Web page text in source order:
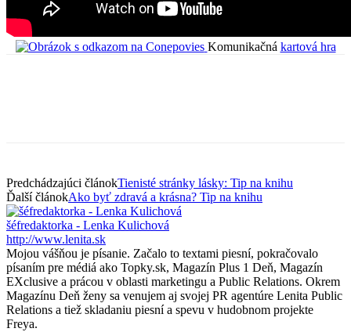
Komunikačná kartová hra
Predchádzajúci článokTienisté stránky lásky: Tip na knihu
Ďalší článokAko byť zdravá a krásna? Tip na knihu
šéfredaktorka - Lenka Kulichová
http://www.lenita.sk
Mojou vášňou je písanie. Začalo to textami piesní, pokračovalo
písaním pre médiá ako Topky.sk, Magazín Plus 1 Deň, Magazín
EXclusive a prácou v oblasti marketingu a Public Relations. Okrem
Magazínu Deň ženy sa venujem aj svojej PR agentúre Lenita Public
Relations a tiež skladaniu piesní a spevu v hudobnom projekte
Freya.